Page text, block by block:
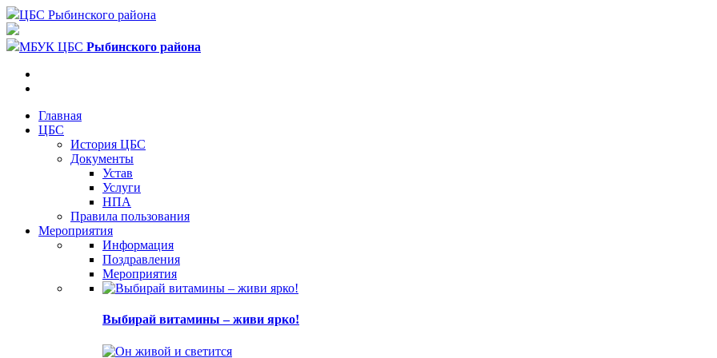
ЦБС Рыбинского района
МБУК ЦБС Рыбинского района
Главная
ЦБС
История ЦБС
Документы
Устав
Услуги
НПА
Правила пользования
Мероприятия
Информация
Поздравления
Мероприятия
Выбирай витамины – живи ярко!